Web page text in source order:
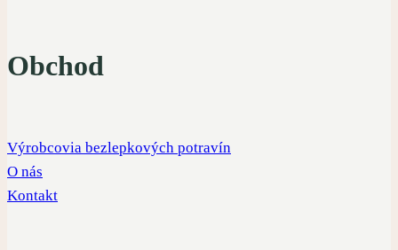
Obchod
Výrobcovia bezlepkových potravín
O nás
Kontakt